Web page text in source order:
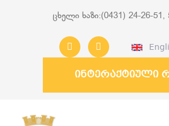
ცხელი ხაზი:(0431) 24-26-51,
ინტერაქტიული